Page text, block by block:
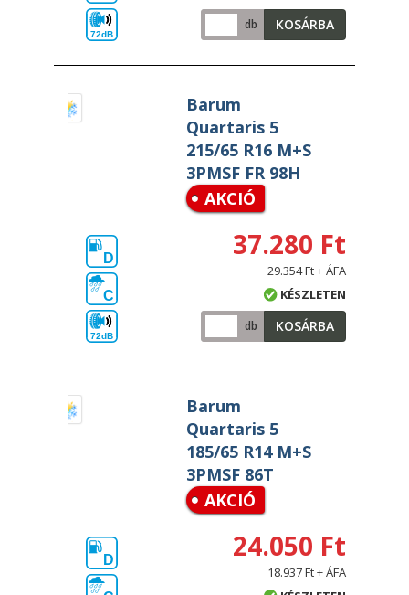
72dB
db KOSÁRBA
Barum
Quartaris 5
215/65 R16 M+S
3PMSF FR 98H
AKCIÓ
D
C
72dB
37.280 Ft
29.354 Ft + ÁFA
KÉSZLETEN
db KOSÁRBA
Barum
Quartaris 5
185/65 R14 M+S
3PMSF 86T
AKCIÓ
D 24.050 Ft
18.937 Ft + ÁFA